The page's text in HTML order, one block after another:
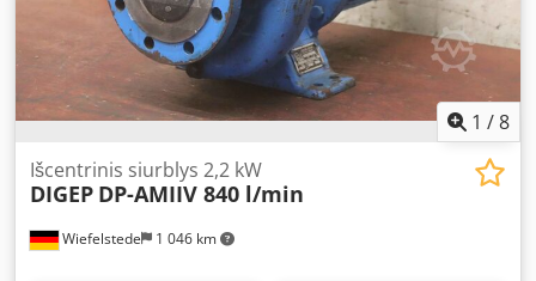
1 /8
Wiefelstede 1 046 km
Išcentrinis siurblys 2,2 kW
DIGEP DP-AMIIV 840 l/min